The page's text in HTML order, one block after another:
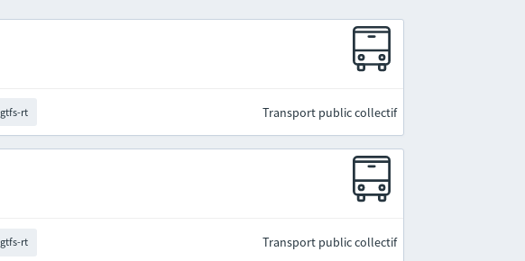
gtfs-rt Transport public collectif
gtfs-rt Transport public collectif